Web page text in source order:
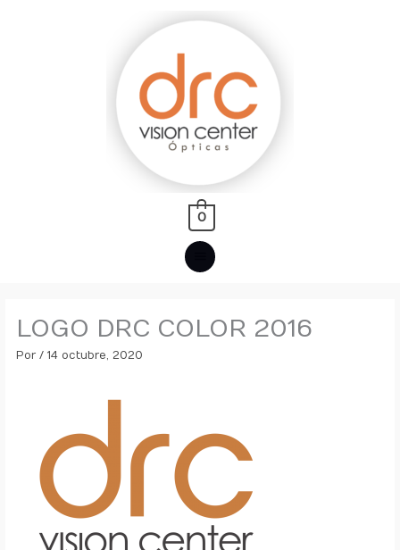
MENÚ
PRINCIPAL
0
LOGO DRC COLOR 2016
Por/14 octubre, 2020